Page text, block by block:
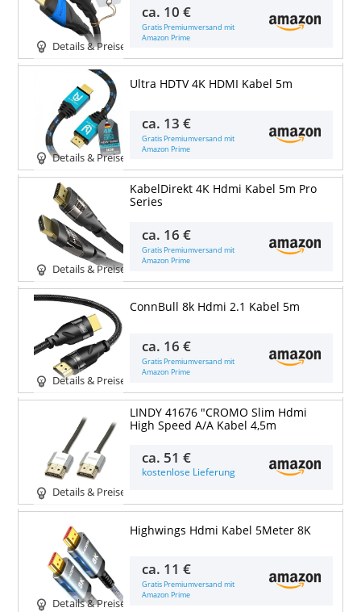
Details & Preise
ca. 10 €
Gratis Premiumversand mit
Amazon Prime
Details & Preise
Ultra HDTV 4K HDMI Kabel 5m
ca. 13 €
Gratis Premiumversand mit
Amazon Prime
Details & Preise
KabelDirekt 4K Hdmi Kabel 5m Pro
Series
ca. 16 €
Gratis Premiumversand mit
Amazon Prime
Details & Preise
ConnBull 8k Hdmi 2.1 Kabel 5m
ca. 16 €
Gratis Premiumversand mit
Amazon Prime
Details & Preise
LINDY 41676 "CROMO Slim Hdmi
High Speed A/A Kabel 4,5m
ca. 51 €
kostenlose Lieferung
Details & Preise
Highwings Hdmi Kabel 5Meter 8K
ca. 11 €
Gratis Premiumversand mit
Amazon Prime